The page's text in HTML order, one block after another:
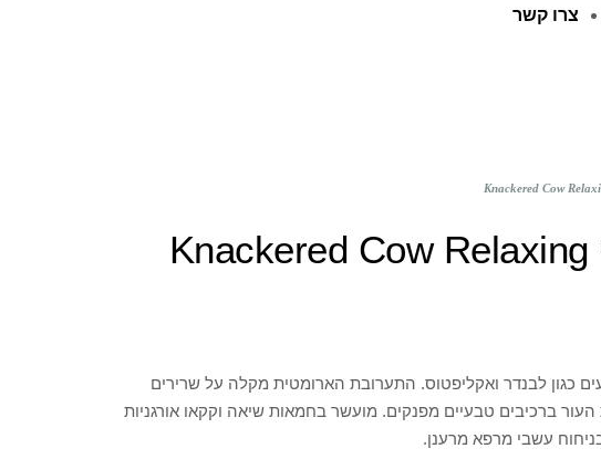
צרו קשר
FELLEZA: תחליב גוף Knackered Cow Relaxing
כגון לבנדר ואקליפטוס. התערובת הארומטית מקלה על שרירים
ברכיבים טבעיים מפנקים. מועשר בחמאות שיאה וקקאו אורגניות
עשבי מרפא מרענן.